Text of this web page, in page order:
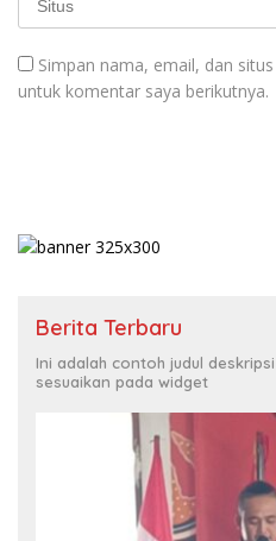
Simpan nama, email, dan
untuk komentar saya berikutnya.
Berita Terbaru
Ini adalah contoh judul
sesuaikan pada widget